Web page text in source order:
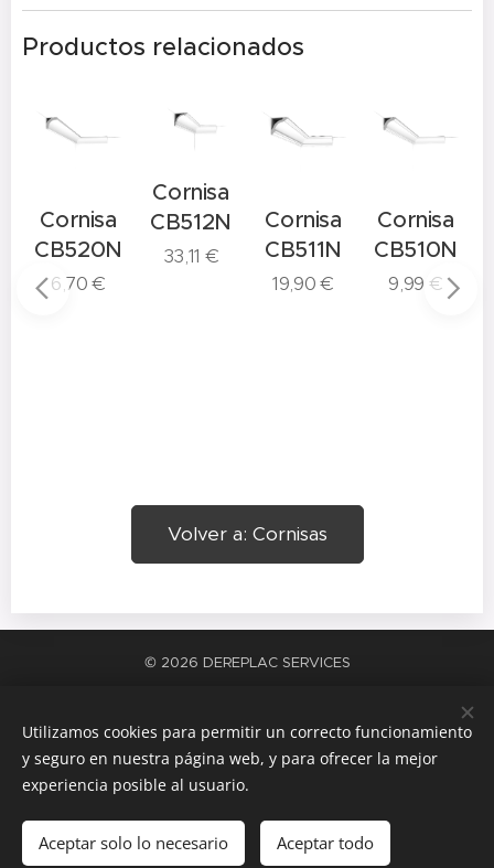
Añadir a la cesta
Productos relacionados
Cornisa
CB520N
6,70€
Cornisa
CB512N
33,11 €
Cornisa
CB511N
19,90€
Cornisa
CB510N
9,99 €
Volver a: Cornisas
© 2026 DEREPLAC SERVICES
Idiomas
Español
Català
Utilizamos cookies para permitir un correcto funcionamiento
y seguro en nuestra página web, y para ofrecer la mejor
experiencia posible al usuario.
Aceptar solo lo necesario Aceptar todo